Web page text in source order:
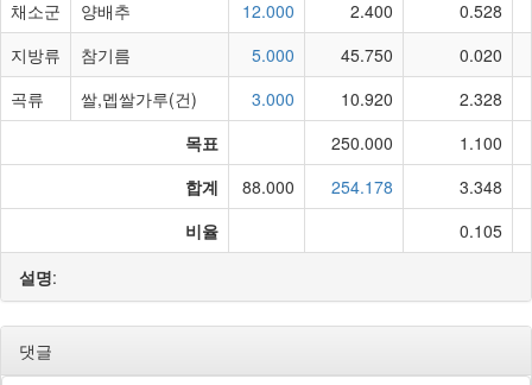
채소군
양배추 12.000 2.400
0.528
지방류
참기름 5.000 45.750
0.020
곡류
쌀,멥쌀가루(건) 3.000 10.920
2.328
목표
250.000
1.100
합계
88.000 254.178
3.348
비율
0.105
설명:
댓글